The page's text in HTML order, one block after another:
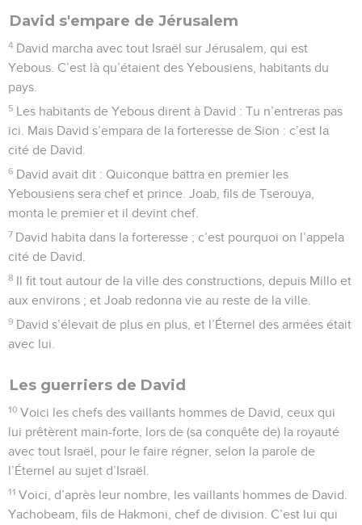
David s'empare de Jérusalem
4 David marcha avec tout Israël sur Jérusalem, qui est
Yebous. C’est là qu’étaient des Yebousiens, habitants du
pays.
5 Les habitants de Yebous dirent à David : Tu n’entreras pas
ici. Mais David s’empara de la forteresse de Sion : c’est la
cité de David.
6 David avait dit : Quiconque battra en premier les
Yebousiens sera chef et prince. Joab, fils de Tserouya,
monta le premier et il devint chef.
7 David habita dans la forteresse ; c’est pourquoi on l’appela
cité de David.
8 Il fit tout autour de la ville des constructions, depuis Millo et
aux environs ; et Joab redonna vie au reste de la ville.
9 David s’élevait de plus en plus, et l’Éternel des armées était
avec lui.
Les guerriers de David
10 Voici les chefs des vaillants hommes de David, ceux qui
lui prêtèrent main-forte, lors de (sa conquête de) la royauté
avec tout Israël, pour le faire régner, selon la parole de
l’Éternel au sujet d’Israël.
11 Voici, d’après leur nombre, les vaillants hommes de David.
Yachobeam, fils de Hakmoni, chef de division. C’est lui qui